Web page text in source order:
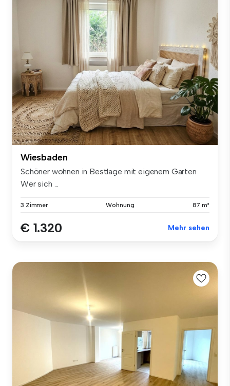
Wiesbaden
Schöner wohnen in Bestlage mit eigenem Garten
Wer sich ...
3 Zimmer Wohnung 87 m²
€ 1.320 Mehr sehen